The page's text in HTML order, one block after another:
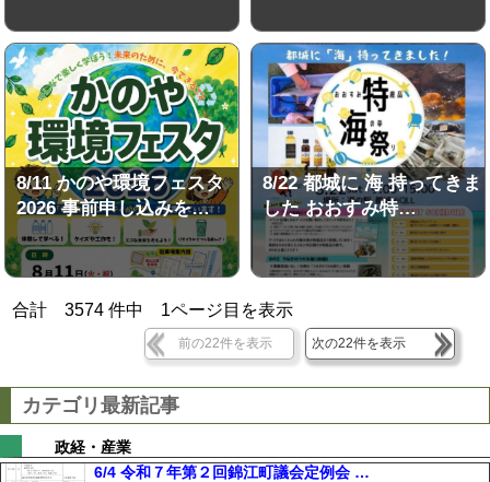
8/11 かのや環境フェスタ
2026 事前申し込みを…
8/22 都城に 海 持ってきま
した おおすみ特…
合計3574 件中 1ページ目を表示
前の22件を表示 次の22件を表示
カテゴリ最新記事
政経・産業
6/4 令和７年第２回錦江町議会定例会 …